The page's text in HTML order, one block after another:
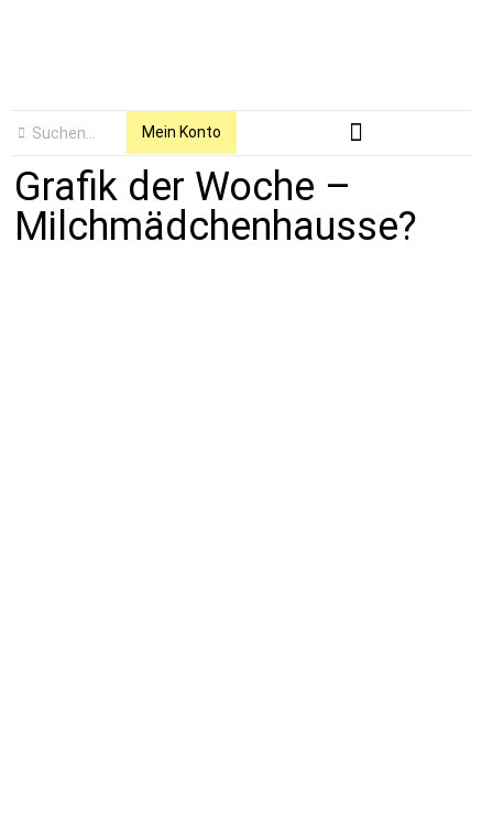
Mein Konto
Grafik der Woche –
Milchmädchenhausse?